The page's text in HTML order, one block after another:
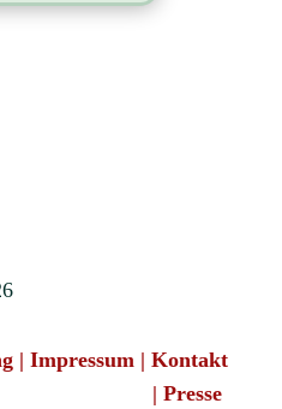
|Impressum |Kontakt
|Presse